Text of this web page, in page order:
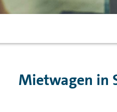
Mietwagen in